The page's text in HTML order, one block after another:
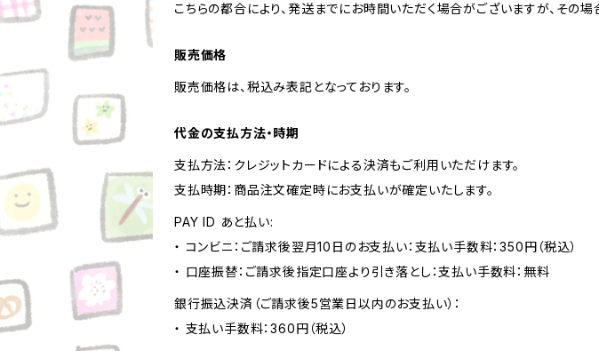
こちらの都合により、発送までにお時間いただく場合がございますが、その
販売価格
販売価格は、税込み表記となっております。
代金の支払方法・時期
支払方法：クレジットカードによる決済もご利用いただけます。
支払時期：商品注文確定時にお支払いが確定いたします。
PAY ID あと払い:
・ コンビニ：ご請求後翌月10日のお支払い：支払い手数料：350円（税込）
・ 口座振替：ご請求後指定口座より引き落とし：支払い手数料：無料
銀行振込決済（ご請求後5営業日以内のお支払い）：
・ 支払い手数料：360円（税込）